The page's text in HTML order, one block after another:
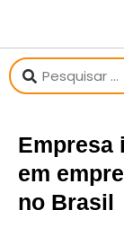
Empresa
em
no Brasil